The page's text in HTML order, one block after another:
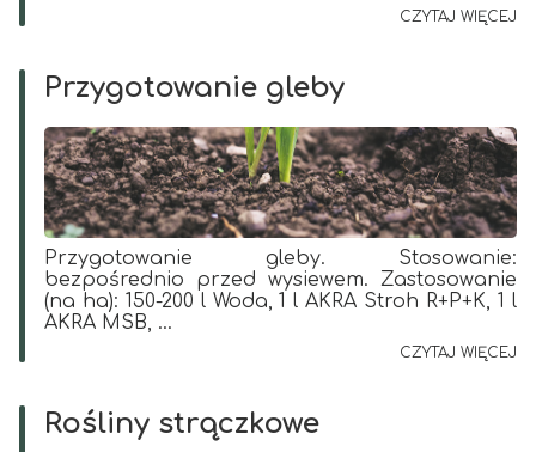
CZYTAJ WIĘCEJ
Przygotowanie gleby
Przygotowanie gleby. Stosowanie:
bezpośrednio przed wysiewem. Zastosowanie
(na ha): 150-200 l Woda, 1 l AKRA Stroh R+P+K, 1 l
AKRA MSB, ...
CZYTAJ WIĘCEJ
Rośliny strączkowe